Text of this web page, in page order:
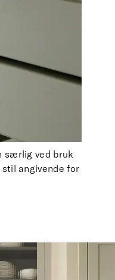
særlig ved bruk
angivende for